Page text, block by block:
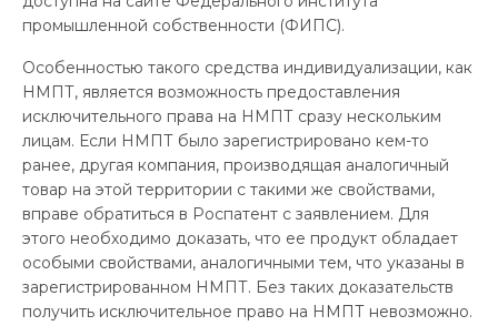
промышленной собственности (ФИПС).
Особенностью такого средства индивидуализации, как
НМПТ, является возможность предоставления
исключительного права на НМПТ сразу нескольким
лицам. Если НМПТ было зарегистрировано кем-то
ранее, другая компания, производящая аналогичный
товар на этой территории с такими же свойствами,
вправе обратиться в Роспатент с заявлением. Для
этого необходимо доказать, что ее продукт обладает
особыми свойствами, аналогичными тем, что указаны в
зарегистрированном НМПТ. Без таких доказательств
получить исключительное право на НМПТ невозможно.